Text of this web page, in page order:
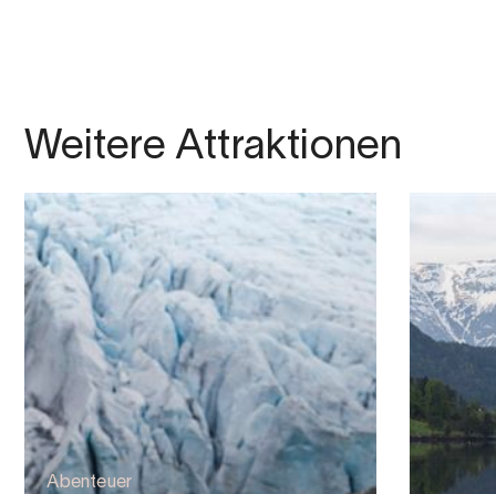
Weitere Attraktionen
Abenteuer